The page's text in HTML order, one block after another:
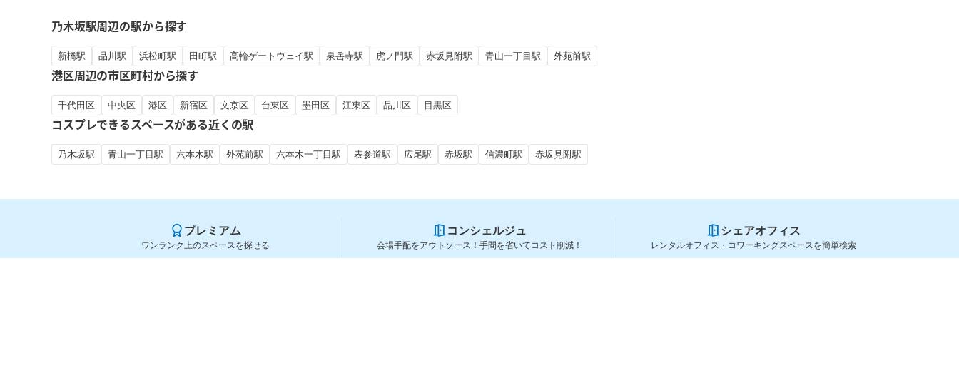
乃木坂駅周辺の駅から探す
新橋駅 品川駅 浜松町駅 田町駅 高輪ゲートウェイ駅 泉岳寺駅 虎ノ門駅 赤坂見附駅 青山一丁目駅 外苑前駅
港区周辺の市区町村から探す
千代田区 中央区 港区 新宿区 文京区 台東区 墨田区 江東区 品川区 目黒区
コスプレできるスペースがある近くの駅
乃木坂駅 青山一丁目駅 六本木駅 外苑前駅 六本木一丁目駅 表参道駅 広尾駅 赤坂駅 信濃町駅 赤坂見附駅
プレミアム
ワンランク上のスペースを探せる
コンシェルジュ
会場手配をアウトソース！手間を省いてコスト削減！
シェアオフィス
レンタルオフィス・コワーキングスペースを簡単検索